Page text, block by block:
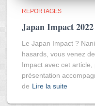
REPORTAGES
Japan Impact 2022
Le Japan Impact ?
hasards, vous venez
Impact avec cet article,
présentation
de Lire la suite